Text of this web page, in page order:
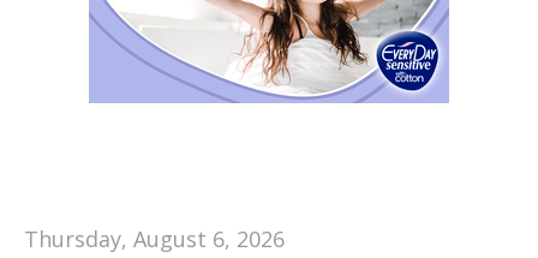
Thursday, August 6, 2026